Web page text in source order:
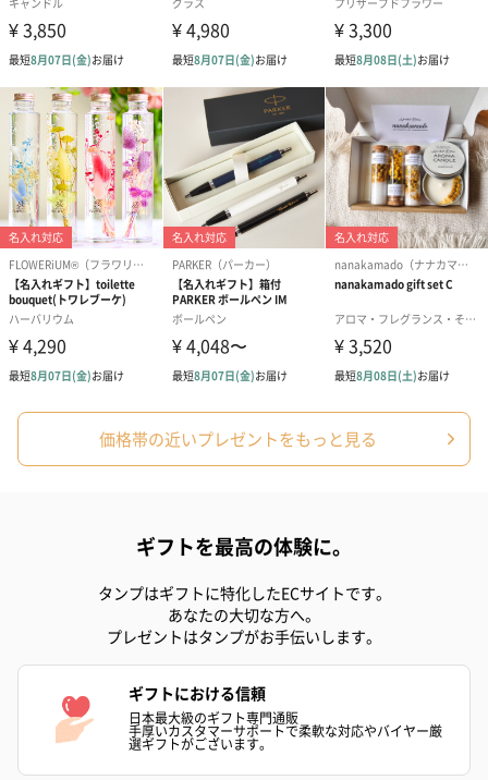
価格帯の近いプレゼントをもっと見る
ギフトを最高の体験に。
タンプはギフトに特化したECサイトです。
あなたの大切な方へ。
プレゼントはタンプがお手伝いします。
ギフトにおける信頼
日本最大級のギフト専門通販
手厚いカスタマーサポートで柔軟な対応やバイヤー厳
選ギフトがございます。